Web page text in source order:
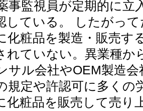
事監視員が定期的に立
している。 したがっ
化粧品を製造・販売す
れていない。異業種か
サル会社やOEM製造
規定や許認可に多くの
化粧品を販売して売り